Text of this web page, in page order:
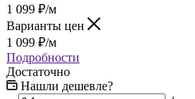
1 099 ₽/м
Варианты цен
1 099 ₽/м
Подробности
Достаточно
Нашли дешевле?